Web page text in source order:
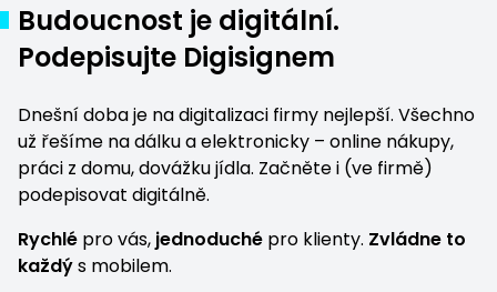
Budoucnost je digitální.
Podepisujte Digisignem
Dnešní doba je na digitalizaci firmy nejlepší. Všechno
už řešíme na dálku a elektronicky – online nákupy,
práci z domu,dovážku jídla. Začněte i (ve firmě)
podepisovat digitálně.
Rychlé pro vás, jednoduché pro klienty. Zvládne to
každýs mobilem.